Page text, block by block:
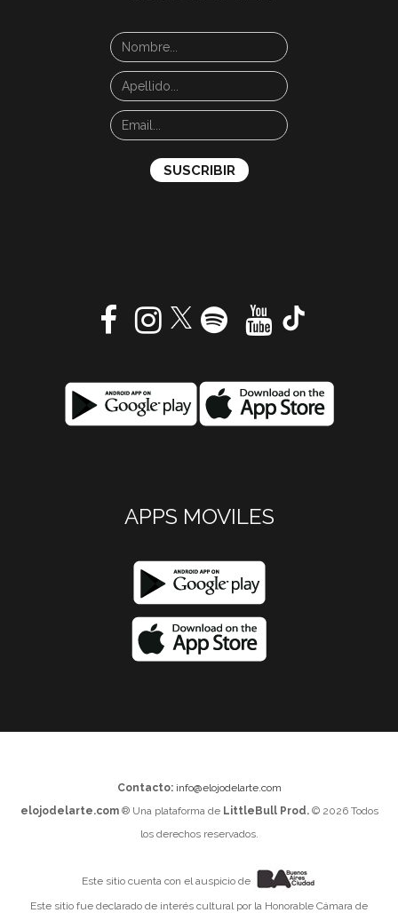
APPS MOVILES
Contacto: info@elojodelarte.com
elojodelarte.com® Una plataforma de LittleBull Prod.© 2026 Todos
los derechos reservados.
Este sitio cuenta con el auspicio de
Este sitio fue declarado de interés cultural por la Honorable Cámara de